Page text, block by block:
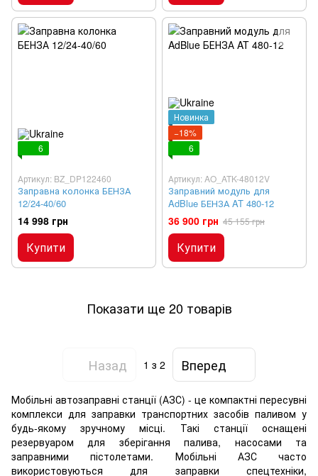
6
Артикул: BZ_DP122460
Заправна колонка БЕНЗА
12/24-40/60
14 998 грн
Купити
Новинка
−18%
6
Артикул: AO_ATK-48012V
Заправний модуль для
AdBlue БЕНЗА AT 480-12
36 900 грн 45 155 грн
Купити
Показати ще 20 товарів
Назад 1 з 2 Вперед
Мобільні автозаправні станції (АЗС) - це компактні пересувні
комплекси для заправки транспортних засобів паливом у
будь-якому зручному місці. Такі станції оснащені
резервуаром для зберігання палива, насосами та
заправними пістолетами. Мобільні АЗС часто
використовуються для заправки спецтехніки,